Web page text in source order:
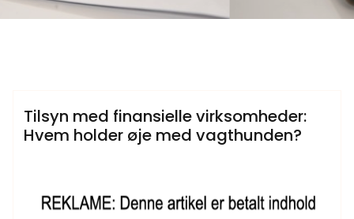
Samtlige Guides på fdbr.dk
Tilsyn med finansielle virksomheder:
Hvem holder øje med vagthunden?